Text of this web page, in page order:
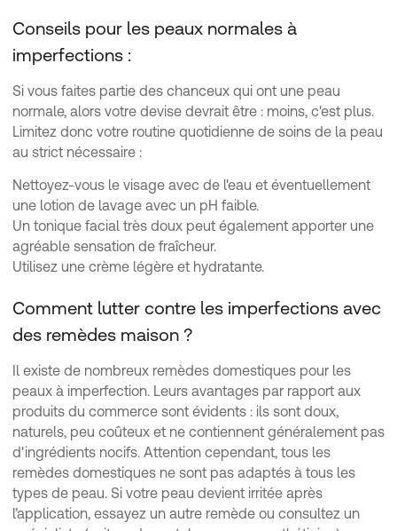
Conseils pour les peaux normales à
imperfections :
Si vous faites partie des chanceux qui ont une peau
normale, alors votre devise devrait être : moins, c'est plus.
Limitez donc votre routine quotidienne de soins de la peau
au strict nécessaire :
Nettoyez-vous le visage avec de l'eau et éventuellement
une lotion de lavage avec un pH faible.
Un tonique facial très doux peut également apporter une
agréable sensation de fraîcheur.
Utilisez une crème légère et hydratante.
Comment lutter contre les imperfections avec
des remèdes maison ?
Il existe de nombreux remèdes domestiques pour les
peaux à imperfection. Leurs avantages par rapport aux
produits du commerce sont évidents : ils sont doux,
naturels, peu coûteux et ne contiennent généralement pas
d'ingrédients nocifs. Attention cependant, tous les
remèdes domestiques ne sont pas adaptés à tous les
types de peau. Si votre peau devient irritée après
l’application, essayez un autre remède ou consultez un